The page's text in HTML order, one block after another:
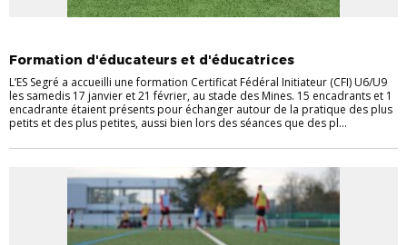
Formation d'éducateurs et d'éducatrices
L’ES Segré a accueilli une formation Certificat Fédéral Initiateur (CFI) U6/U9
les samedis 17 janvier et 21 février, au stade des Mines. 15 encadrants et 1
encadrante étaient présents pour échanger autour de la pratique des plus
petits et des plus petites, aussi bien lors des séances que des pl...